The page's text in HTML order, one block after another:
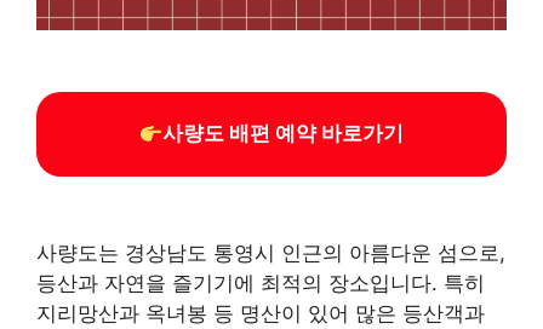
사량도 배편 예약 바로가기
사량도는 경상남도 통영시 인근의 아름다운 섬으로,
등산과 자연을 즐기기에 최적의 장소입니다. 특히
지리망산과 옥녀봉 등 명산이 있어 많은 등산객과